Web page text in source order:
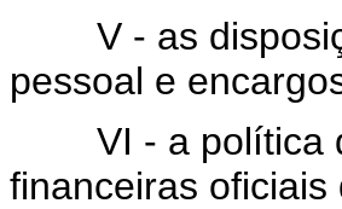
V - as
pessoal e
VI - a política
financeiras oficiais